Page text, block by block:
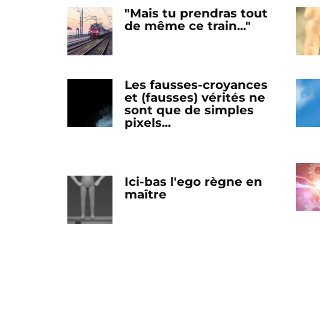
"Mais tu prendras tout
de même ce train..."
Les fausses-croyances
et (fausses) vérités ne
sont que de simples
pixels...
Ici-bas l'ego règne en
maître